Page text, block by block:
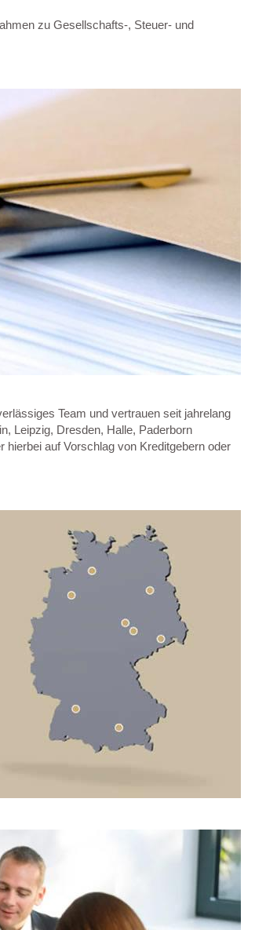
zu Gesellschafts-, Steuer- und
Team und vertrauen seit jahrelang
Leipzig, Dresden, Halle, Paderborn
auf Vorschlag von Kreditgebern oder